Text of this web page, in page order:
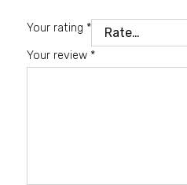
Your rating *
Your review *